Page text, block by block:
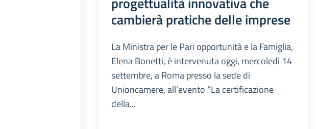
cambierà pratiche delle imprese
La Ministra per le Pari opportunità e la Famiglia,
Elena Bonetti, è intervenuta oggi, mercoledì 14
settembre, a Roma presso la sede di
Unioncamere, all’evento “La certificazione
della...